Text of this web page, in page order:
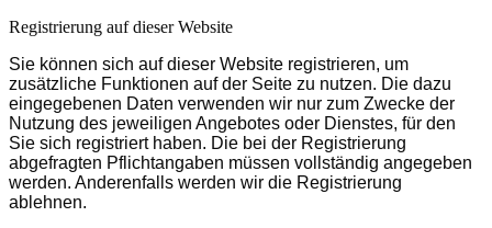
Registrierung auf dieser Website
Sie können sich auf dieser Website registrieren, um
zusätzliche Funktionen auf der Seite zu nutzen. Die dazu
eingegebenen Daten verwenden wir nur zum Zwecke der
Nutzung des jeweiligen Angebotes oder Dienstes, für den
Sie sich registriert haben. Die bei der Registrierung
abgefragten Pflichtangaben müssen vollständig angegeben
werden. Anderenfalls werden wir die Registrierung
ablehnen.